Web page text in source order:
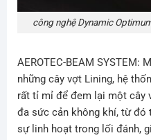
công nghệ Dynamic
AEROTEC-BEAM SYSTEM:
những cây vợt Lining, hệ
rất tỉ mỉ để đem lại một cây
đa sức cản không khí, từ đó
sự linh hoạt trong lối đánh,